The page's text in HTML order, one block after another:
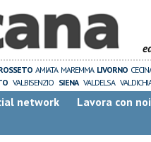
AMIATA MAREMMA LIVORNO
VALBISENZIO SIENA VALDELSA
network Lavora con noi